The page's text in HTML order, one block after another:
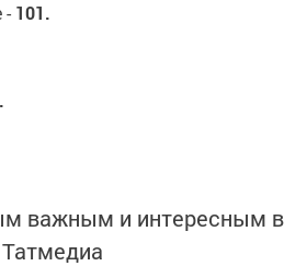
- 101.
важным и интересным в
Татмедиа